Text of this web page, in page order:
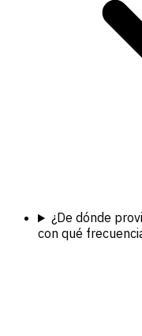
¿De dónde
con qué